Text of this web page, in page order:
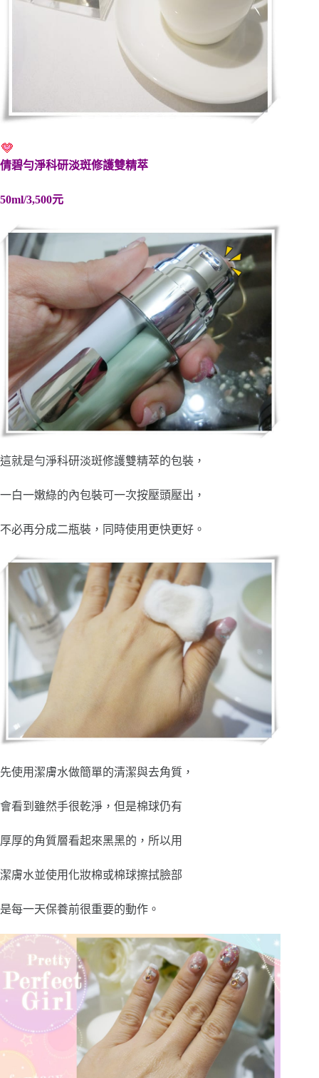
倩碧勻淨科研淡斑修護雙精萃
50ml/3,500元
這就是勻淨科研淡斑修護雙精萃的包裝，
一白一嫩綠的內包裝可一次按壓頭壓出，
不必再分成二瓶裝，同時使用更快更好。
先使用潔膚水做簡單的清潔與去角質，
會看到雖然手很乾淨，但是棉球仍有
厚厚的角質層看起來黑黑的，所以用
潔膚水並使用化妝棉或棉球擦拭臉部
是每一天保養前很重要的動作。